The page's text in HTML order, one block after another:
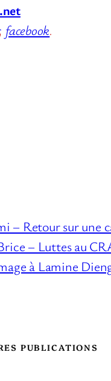
facebook.
– Retour sur une
– Luttes au
à Lamine
PUBLICATIONS